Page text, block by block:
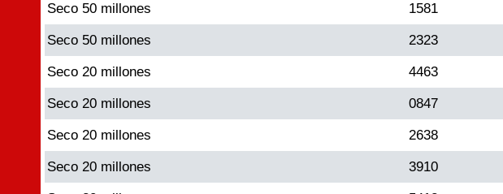
Seco 50 millones 1581
Seco 50 millones 2323
Seco 20 millones 4463
Seco 20 millones 0847
Seco 20 millones 2638
Seco 20 millones 3910